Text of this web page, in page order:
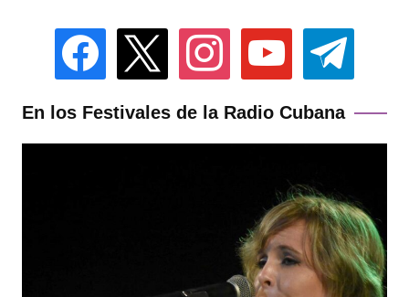
facebook instagram youtube telegram
En los Festivales de la Radio Cubana